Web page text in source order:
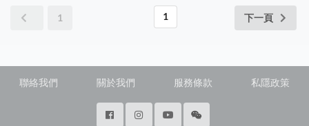
1 1 下一頁
聯絡我們 關於我們 服務條款 私隱政策